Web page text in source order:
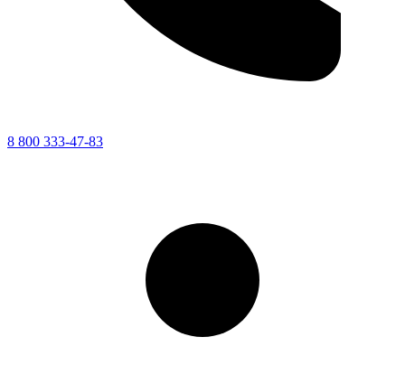
8 800 333-47-83